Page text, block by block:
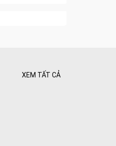
XEM TẤT CẢ